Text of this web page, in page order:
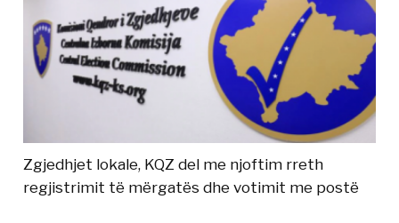
Zgjedhjet lokale, KQZ del me njoftim rreth
regjistrimit të mërgatës dhe votimit me postë